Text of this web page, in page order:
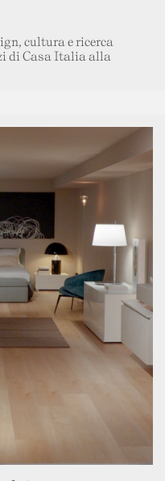
cultura e ricerca
di Casa Italia alla